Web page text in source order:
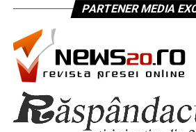
PARTENER MEDIA